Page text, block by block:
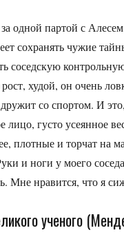
одной партой с
сохранять чужие
соседскую
худой, он очень
со спортом. И
лицо, густо
плотные и торчат на
и ноги у моего
Мне нравится, что я
ученого